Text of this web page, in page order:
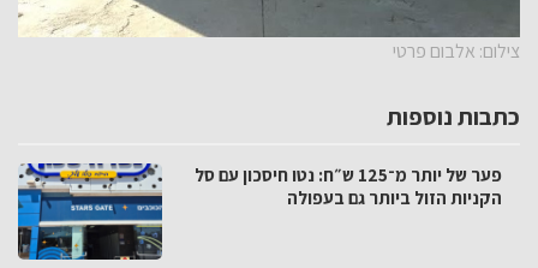
צילום: אלבום פרטי
כתבות נוספות
פער של יותר מ־125 ש״ח: נטו חיסכון עם סל
הקניות הזול ביותר גם בעפולה